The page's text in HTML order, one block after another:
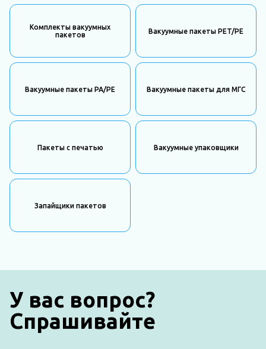
Комплекты вакуумных
пакетов
Вакуумные пакеты PET/PE
Вакуумные пакеты PA/PE Вакуумные пакеты для МГС
Пакеты с печатью Вакуумные упаковщики
Запайщики пакетов
У вас вопрос?
Спрашивайте